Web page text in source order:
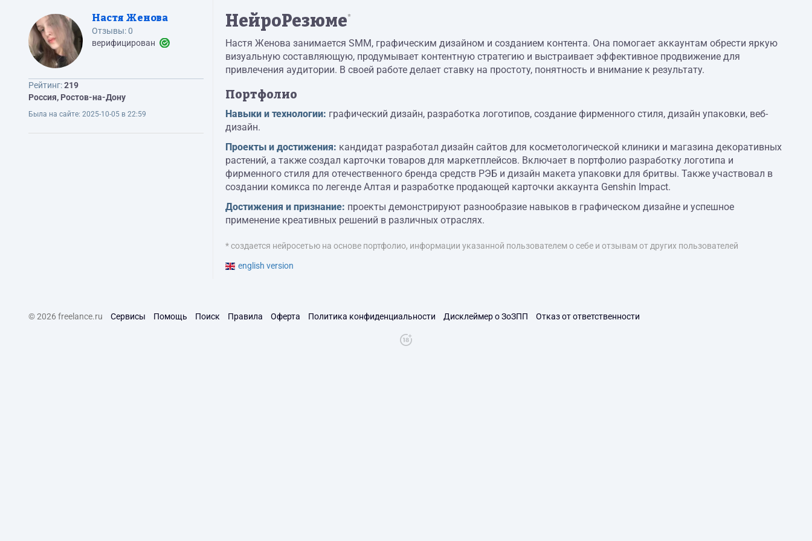
Настя Женова
Отзывы:0
верифицирован
Рейтинг:219
Россия, Ростов-на-Дону
Была на сайте: 2025-10-05 в 22:59
НейроРезюме*
Настя Женова занимается SMM, графическим дизайном и созданием контента. Она помогает аккаунтам обрести яркую
визуальную составляющую, продумывает контентную стратегию и выстраивает эффективное продвижение для
привлечения аудитории. В своей работе делает ставку на простоту, понятность и внимание к результату.
Портфолио
Навыки и технологии: графический дизайн, разработка логотипов, создание фирменного стиля, дизайн упаковки, веб-
дизайн.
Проекты и достижения: кандидат разработал дизайн сайтов для косметологической клиники и магазина декоративных
растений, а также создал карточки товаров для маркетплейсов. Включает в портфолио разработку логотипа и
фирменного стиля для отечественного бренда средств РЭБ и дизайн макета упаковки для бритвы. Также участвовал в
создании комикса по легенде Алтая и разработке продающей карточки аккаунта Genshin Impact.
Достижения и признание: проекты демонстрируют разнообразие навыков в графическом дизайне и успешное
применение креативных решений в различных отраслях.
* создается нейросетью на основе портфолио, информации указанной пользователем о себе и отзывам от других пользователей
english version
© 2026 freelance.ru Сервисы Помощь Поиск Правила Оферта Политика конфиденциальности Дисклеймер о ЗоЗПП Отказ от ответственности